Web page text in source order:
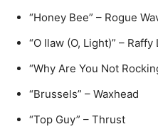
“Honey Bee” – Rogue
“O Ilaw (O, Light)” – Raffy
“Why Are You Not
“Brussels” – Waxhead
“Top Guy” – Thrust